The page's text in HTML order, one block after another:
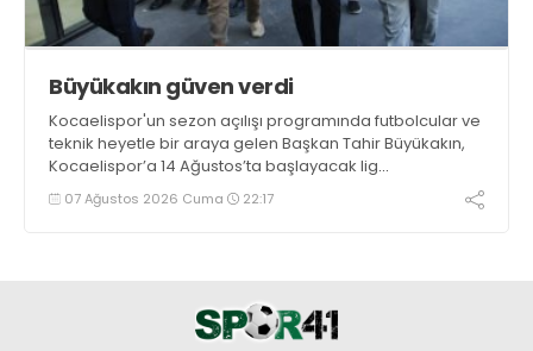
Büyükakın güven verdi
Kocaelispor'un sezon açılışı programında futbolcular ve
teknik heyetle bir araya gelen Başkan Tahir Büyükakın,
Kocaelispor’a 14 Ağustos’ta başlayacak lig
maratonunda başarılar diledi ve “Yanınızdayım” dedi.
07 Ağustos 2026 Cuma 22:17